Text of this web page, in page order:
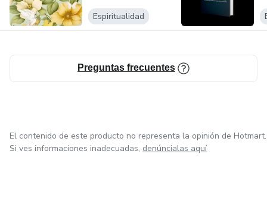
Espiritualidad
Preguntas frecuentes
El contenido de este producto no representa la opinión de Hotmart.
Si ves informaciones inadecuadas, denúncialas aquí